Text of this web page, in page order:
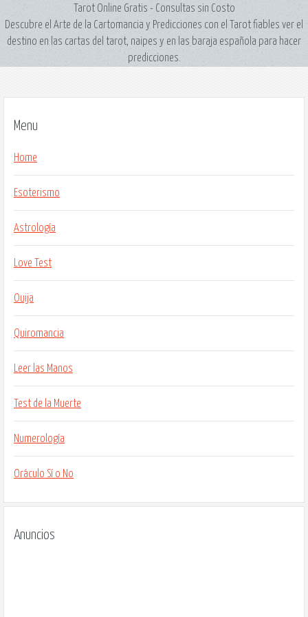
Tarot Online Gratis - Consultas sin Costo
Descubre el Arte de la Cartomancia y Predicciones con el Tarot fiables ver el
destino en las cartas del tarot, naipes y en las baraja española para hacer
predicciones.
Menu
Home
Esoterismo
Astrología
Love Test
Ouija
Quiromancia
Leer las Manos
Test de la Muerte
Numerología
Oráculo Sí o No
Anuncios